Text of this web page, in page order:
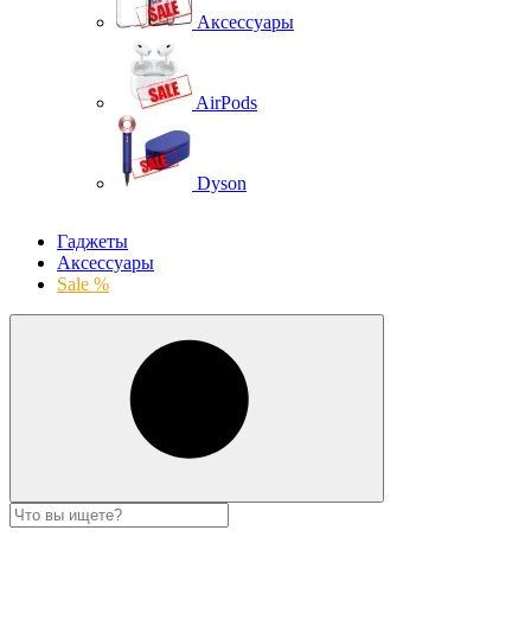
Аксессуары
AirPods
Dyson
Гаджеты
Аксессуары
Sale %